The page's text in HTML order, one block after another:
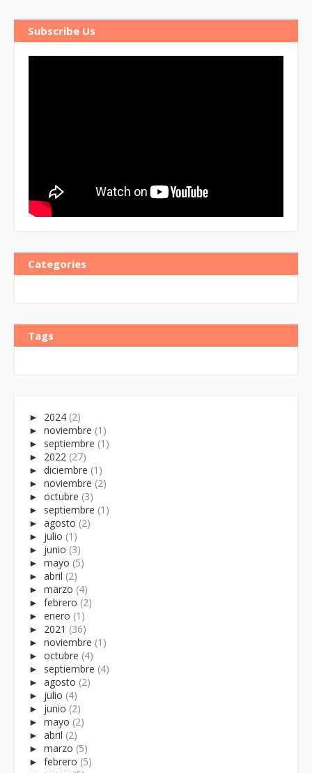
Subscribe Us
Categories
Tags
► 2024 (2)
► noviembre (1)
► septiembre (1)
► 2022 (27)
► diciembre (1)
► noviembre (2)
► octubre (3)
► septiembre (1)
► agosto (2)
► julio (1)
► junio (3)
► mayo (5)
► abril (2)
► marzo (4)
► febrero (2)
► enero (1)
► 2021 (36)
► noviembre (1)
► octubre (4)
► septiembre (4)
► agosto (2)
► julio (4)
► junio (2)
► mayo (2)
► abril (2)
► marzo (5)
► febrero (5)